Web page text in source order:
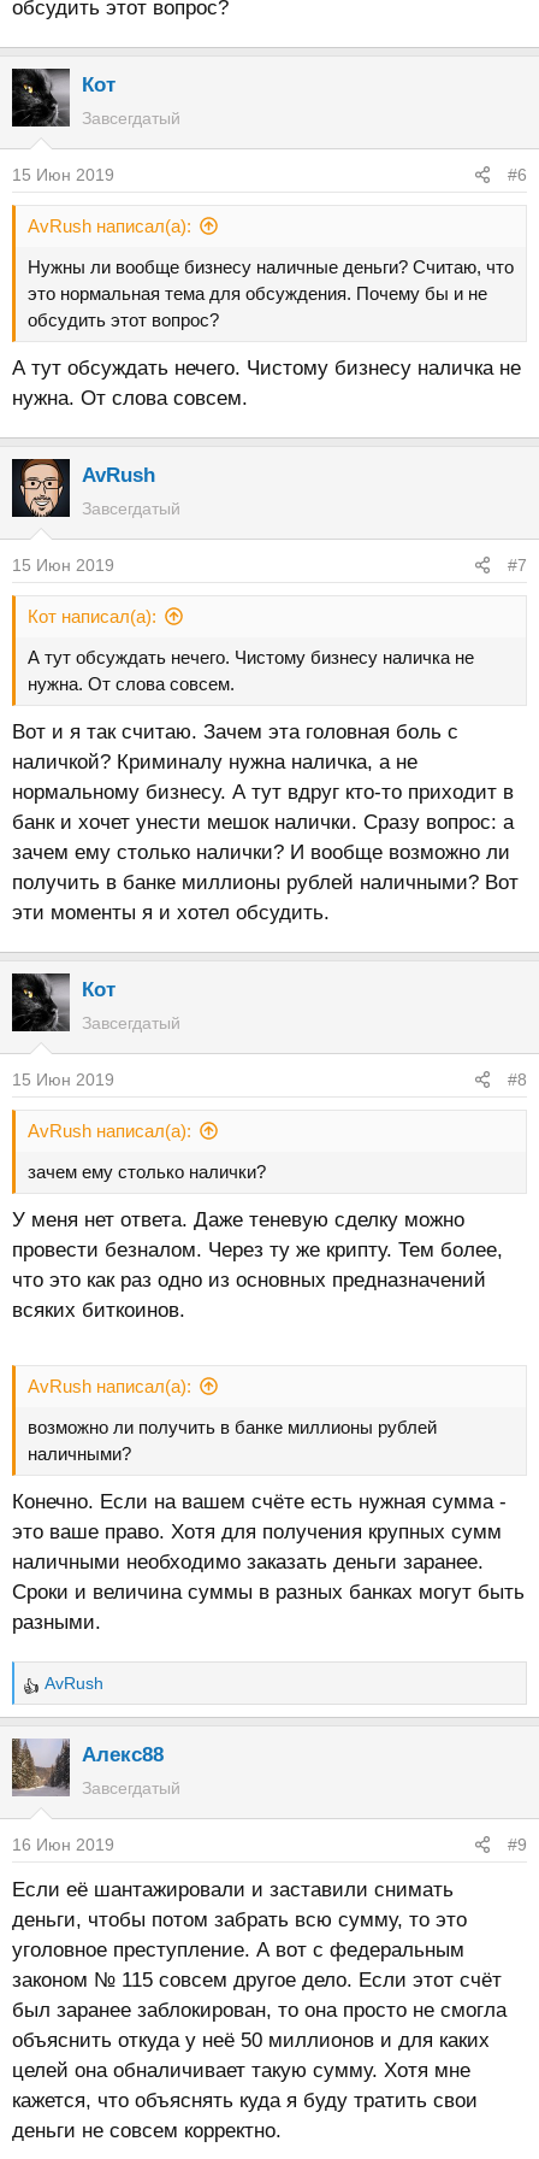
обсудить этот вопрос?
Кот
Завсегдатый
15 Июн 2019 #6
AvRush написал(а):
Нужны ли вообще бизнесу наличные деньги? Считаю, что
это нормальная тема для обсуждения. Почему бы и не
обсудить этот вопрос?
А тут обсуждать нечего. Чистому бизнесу наличка не
нужна. От слова совсем.
AvRush
Завсегдатый
15 Июн 2019 #7
Кот написал(а):
А тут обсуждать нечего. Чистому бизнесу наличка не
нужна. От слова совсем.
Вот и я так считаю. Зачем эта головная боль с
наличкой? Криминалу нужна наличка, а не
нормальному бизнесу. А тут вдруг кто-то приходит в
банк и хочет унести мешок налички. Сразу вопрос: а
зачем ему столько налички? И вообще возможно ли
получить в банке миллионы рублей наличными? Вот
эти моменты я и хотел обсудить.
Кот
Завсегдатый
15 Июн 2019 #8
AvRush написал(а):
зачем ему столько налички?
У меня нет ответа. Даже теневую сделку можно
провести безналом. Через ту же крипту. Тем более,
что это как раз одно из основных предназначений
всяких биткоинов.
AvRush написал(а):
возможно ли получить в банке миллионы рублей
наличными?
Конечно. Если на вашем счёте есть нужная сумма -
это ваше право. Хотя для получения крупных сумм
наличными необходимо заказать деньги заранее.
Сроки и величина суммы в разных банках могут быть
разными.
Р
е
а
к
ц
и
:
AvRush
Алекс88
Завсегдатый
16 Июн 2019 #9
Если её шантажировали и заставили снимать
деньги, чтобы потом забрать всю сумму, то это
уголовное преступление. А вот с федеральным
законом № 115 совсем другое дело. Если этот счёт
был заранее заблокирован, то она просто не смогла
объяснить откуда у неё 50 миллионов и для каких
целей она обналичивает такую сумму. Хотя мне
кажется, что объяснять куда я буду тратить свои
деньги не совсем корректно.